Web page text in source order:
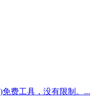
费工具，没有限制。...